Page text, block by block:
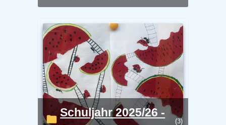
Schuljahr 2025/26 -
(3)